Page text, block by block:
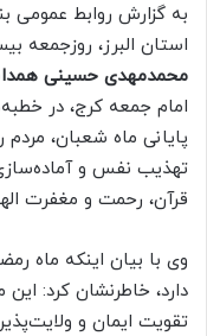
به گزارش روابط عمومی
استان البرز، روزجمعه
محمدمهدی حسینی
امام جمعه کرج، در
پایانی ماه شعبان، مردم
تهذیب نفس و
قرآن، رحمت و مغفرت
وی با بیان اینکه ماه
دارد، خاطرنشان کرد: این
تقویت ایمان و